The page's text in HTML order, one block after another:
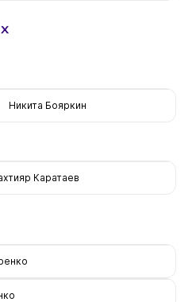
Никита Бояркин
Каратаев